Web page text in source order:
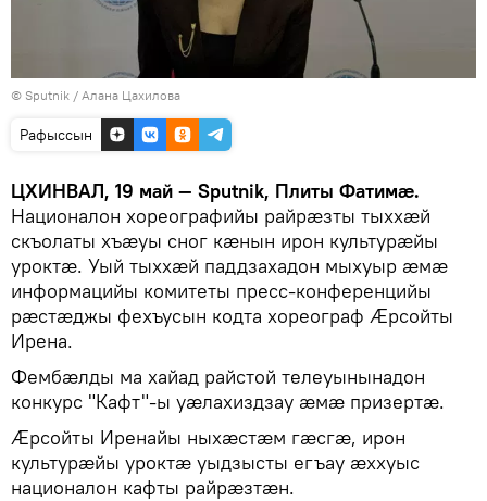
© Sputnik / Алана Цахилова
Рафыссын
ЦХИНВАЛ, 19 май — Sputnik, Плиты Фатимӕ.
Националон хореографийы райрӕзты тыххӕй
скъолаты хъӕуы сног кӕнын ирон культурӕйы
уроктӕ. Уый тыххӕй паддзахадон мыхуыр ӕмӕ
информацийы комитеты пресс-конференцийы
рӕстӕджы фехъусын кодта хореограф Ӕрсойты
Ирена.
Фембӕлды ма хайад райстой телеуынынадон
конкурс "Кафт"-ы уӕлахиздзау ӕмӕ призертӕ.
Ӕрсойты Иренайы ныхӕстӕм гӕсгӕ, ирон
культурӕйы уроктӕ уыдзысты егъау ӕххуыс
националон кафты райрӕзтӕн.